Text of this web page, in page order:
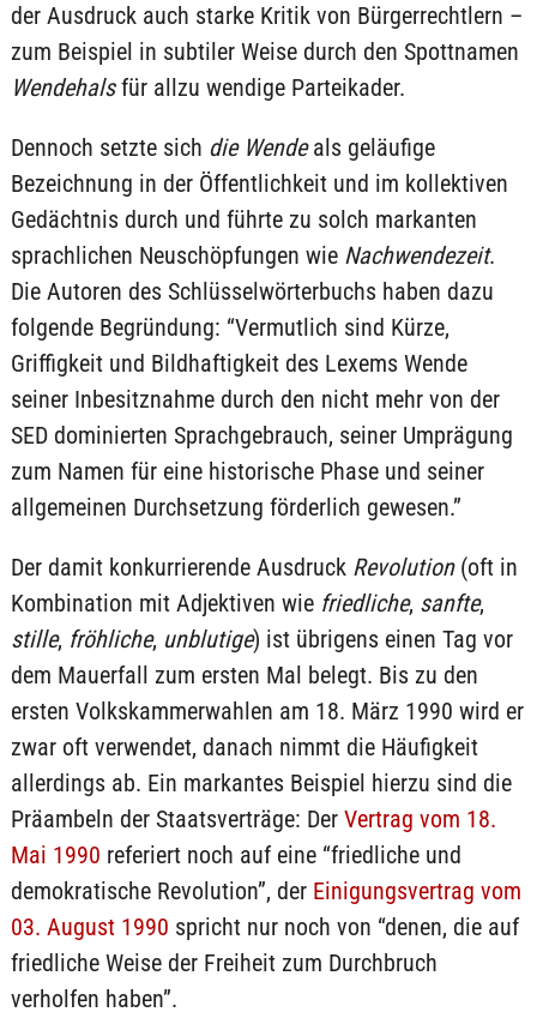
der Ausdruck auch starke Kritik von Bürgerrechtlern –
zum Beispiel in subtiler Weise durch den Spottnamen
Wendehalsfür allzu wendige Parteikader.
Dennoch setzte sich die Wendeals geläufige
Bezeichnung in der Öffentlichkeit und im kollektiven
Gedächtnis durch und führte zu solch markanten
sprachlichen Neuschöpfungen wie Nachwendezeit.
Die Autoren des Schlüsselwörterbuchs haben dazu
folgende Begründung: “Vermutlich sind Kürze,
Griffigkeit und Bildhaftigkeit des Lexems Wende
seiner Inbesitznahme durch den nicht mehr von der
SED dominierten Sprachgebrauch, seiner Umprägung
zum Namen für eine historische Phase und seiner
allgemeinen Durchsetzung förderlich gewesen.”
Der damit konkurrierende Ausdruck Revolution(oft in
Kombination mit Adjektiven wie friedliche, sanfte,
stille, fröhliche, unblutige) ist übrigens einen Tag vor
dem Mauerfall zum ersten Mal belegt. Bis zu den
ersten Volkskammerwahlen am 18. März 1990 wird er
zwar oft verwendet, danach nimmt die Häufigkeit
allerdings ab. Ein markantes Beispiel hierzu sind die
Präambeln der Staatsverträge: Der Vertrag vom 18.
Mai 1990 referiert noch auf eine “friedliche und
demokratische Revolution”, der Einigungsvertrag vom
03. August 1990 spricht nur noch von “denen, die auf
friedliche Weise der Freiheit zum Durchbruch
verholfen haben”.